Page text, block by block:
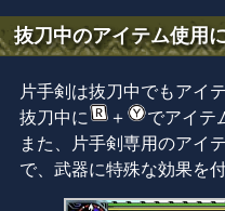
抜刀中のアイテム使用
片手剣は抜刀中でもアイ
抜刀中に
＋
でアイテ
また、片手剣専用のアイ
で、武器に特殊な効果を